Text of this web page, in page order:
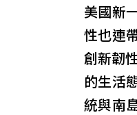
美國新
性也連
創新韌
的生活
統與南